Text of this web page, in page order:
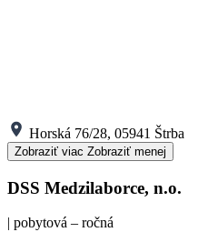
Horská 76/28, 05941 Štrba
Zobraziť viac Zobraziť menej
DSS Medzilaborce, n.o.
| pobytová – ročná